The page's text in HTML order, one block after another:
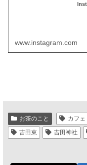
www.instagram.com
お茶のこと カフェ
吉田東
吉田神社